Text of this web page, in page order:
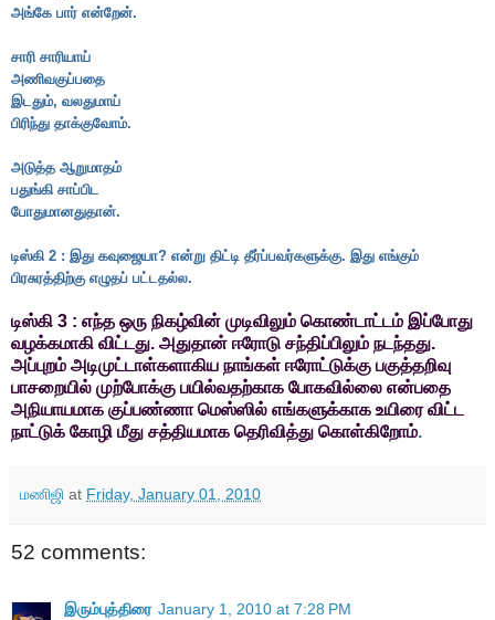
அங்கே பார் என்றேன்.
சாரி சாரியாய்
அணிவகுப்பதை
இடதும், வலதுமாய்
பிரிந்து தாக்குவோம்.
அடுத்த ஆறுமாதம்
பதுங்கி சாப்பிட
போதுமானதுதான்.
டிஸ்கி 2 : இது கவுஜையா? என்று திட்டி தீர்ப்பவர்களுக்கு. இது எங்கும்
பிரசுரத்திற்கு எழுதப் பட்டதல்ல.
டிஸ்கி 3 : எந்த ஒரு நிகழ்வின் முடிவிலும் கொண்டாட்டம் இப்போது
வழக்கமாகி விட்டது. அதுதான் ஈரோடு சந்திப்பிலும் நடந்தது.
அப்புறம் அடிமுட்டாள்களாகிய நாங்கள் ஈரோட்டுக்கு பகுத்தறிவு
பாசறையில் முற்போக்கு பயில்வதற்காக போகவில்லை என்பதை
அநியாயமாக குப்பண்ணா மெஸ்ஸில் எங்களுக்காக உயிரை விட்ட
நாட்டுக் கோழி மீது சத்தியமாக தெரிவித்து கொள்கிறோம்.
மணிஜி at Friday, January 01, 2010
52 comments:
இரும்புத்திரை January 1, 2010 at 7:28 PM